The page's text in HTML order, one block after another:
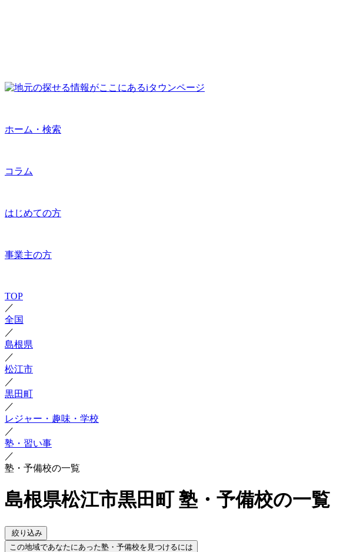
ホーム・検索
コラム
はじめての方
事業主の方
TOP
／
全国
／
島根県
／
松江市
／
黒田町
／
レジャー・趣味・学校
／
塾・習い事
／
塾・予備校の一覧
島根県松江市黒田町 塾・予備校の一覧
絞り込み
この地域であなたにあった塾・予備校を見つけるには